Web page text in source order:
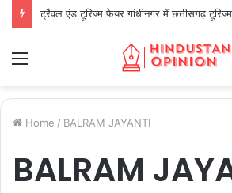
Home / BALRAM JAYANTI
BALRAM